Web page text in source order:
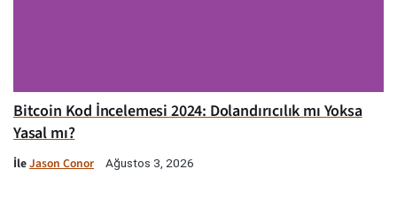
Bitcoin Kod İncelemesi 2024: Dolandırıcılık mı Yoksa
Yasal mı?
İleJason Conor Ağustos 3, 2026